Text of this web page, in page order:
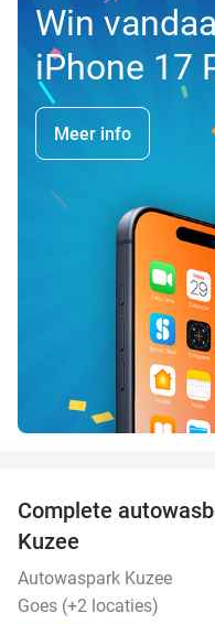
Win
iPhone 17
Meer info
Complete
Kuzee
Autowaspark Kuzee
Goes (+2 locaties)